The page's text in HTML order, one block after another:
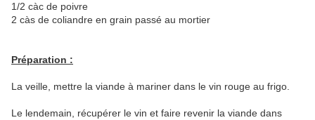
1/2 càc de poivre
2 càs de coliandre en grain passé au mortier
Préparation :
La veille, mettre la viande à mariner dans le vin rouge au frigo.
Le lendemain, récupérer le vin et faire revenir la viande dans